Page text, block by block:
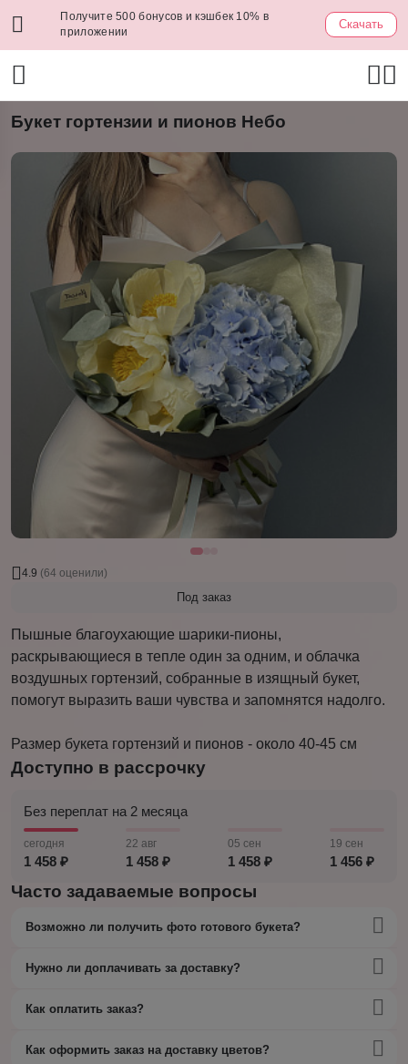
Получите 500 бонусов и кэшбек 10% в
приложении
Скачать
Букет гортензии и пионов Небо
4.9 (64 оценили)
Под заказ
Пышные благоухающие шарики-пионы,
раскрывающиеся в тепле один за одним, и облачка
воздушных гортензий, собранные в изящный букет,
помогут выразить ваши чувства и запомнятся надолго.
Размер букета гортензий и пионов - около 40-45 см
Доступно в рассрочку
Без переплат на 2 месяца
сегодня
1 458 ₽
22 авг
1 458 ₽
05 сен
1 458 ₽
19 сен
1 456 ₽
Часто задаваемые вопросы
Возможно ли получить фото готового букета?
Нужно ли доплачивать за доставку?
Как оплатить заказ?
Как оформить заказ на доставку цветов?